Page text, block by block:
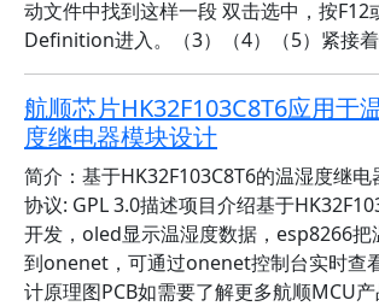
动文件中找到这样一段 双击选中，按F12
Definition进入。（3）（4）（5）紧接
航顺芯片HK32F103C8T6应用于
度继电器模块设计
简介：基于HK32F103C8T6的温湿度继
协议: GPL 3.0描述项目介绍基于
开发，oled显示温湿度数据，esp8266把
到onenet，可通过onenet控制台实时查
计原理图PCB如需要了解更多航顺MCU